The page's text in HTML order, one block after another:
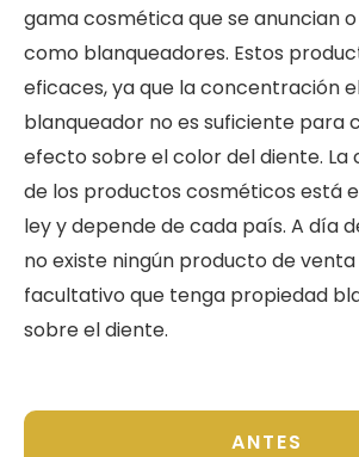
gama cosmética que se anuncian
como blanqueadores. Estos
eficaces, ya que la concentración
blanqueador no es suficiente para
efecto sobre el color del diente.
de los productos cosméticos está
ley y depende de cada país. A día
no existe ningún producto de
facultativo que tenga propiedad
sobre el diente.
ANTES